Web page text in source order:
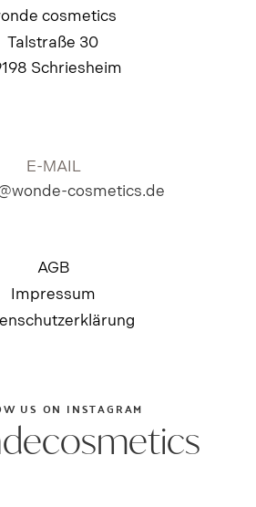
E-MAIL
cosmetics.de
AGB
cosmetics
ONLINE SHOP
Talstraße 30
Impressum
Schriesheim
US ON INSTAGRAM